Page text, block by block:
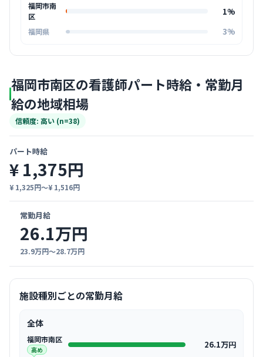
福岡市南
区
1%
福岡県 3%
福岡市南区の看護師パート時給・常勤月
給の地域相場
信頼度: 高い (n=38)
パート時給
¥ 1,375円
¥ 1,325円〜¥ 1,516円
常勤月給
26.1万円
23.9万円〜28.7万円
施設種別ごとの常勤月給
全体
福岡市南区
高め 26.1万円